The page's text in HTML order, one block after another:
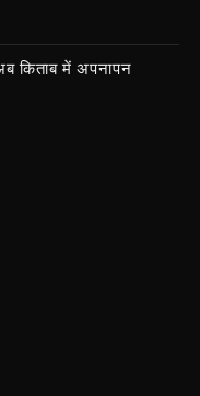
किताब में अपनापन